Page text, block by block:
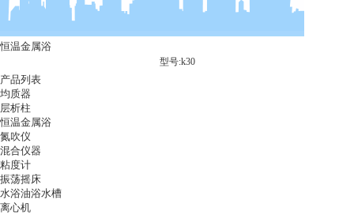
恒温金属浴
型号:k30
产品列表
均质器
层析柱
恒温金属浴
氮吹仪
混合仪器
粘度计
振荡摇床
水浴油浴水槽
离心机